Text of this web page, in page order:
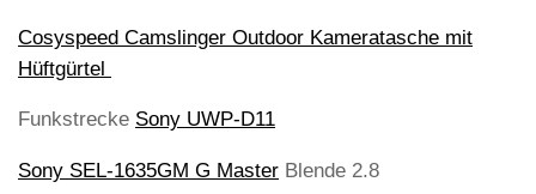
Cosyspeed Camslinger Outdoor Kameratasche mit
Hüftgürtel
Funkstrecke Sony UWP-D11
Sony SEL-1635GM G Master Blende 2.8